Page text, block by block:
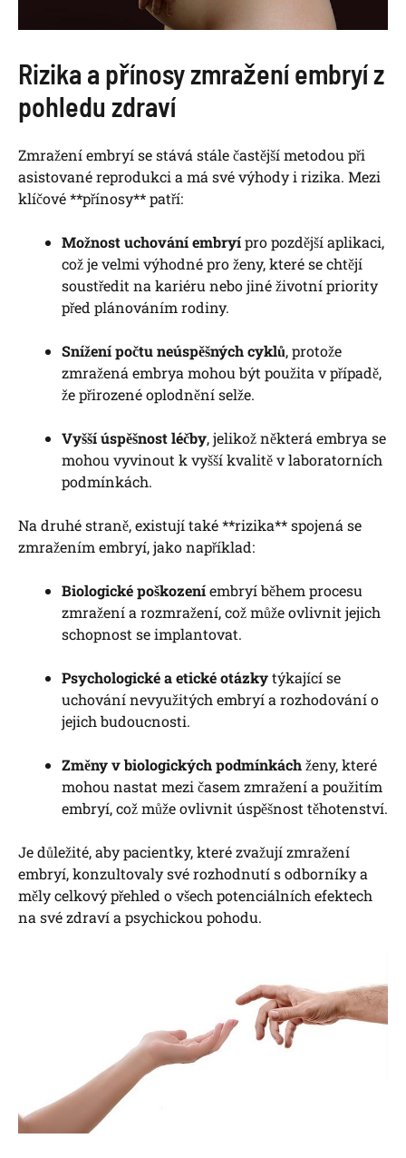
Rizika a přínosy zmražení embryí z
pohledu zdraví
Zmražení embryí se stává stále častější metodou při
asistované reprodukci a má své výhody i rizika. Mezi
klíčové **přínosy** patří:
Možnost uchování embryípro pozdější aplikaci,
což je velmi výhodné pro ženy, které se chtějí
soustředit na kariéru nebo jiné životní priority
před plánováním rodiny.
Snížení počtu neúspěšných cyklů, protože
zmražená embrya mohou být použita v případě,
že přirozené oplodnění selže.
Vyšší úspěšnost léčby, jelikož některá embrya se
mohou vyvinout k vyšší kvalitě v laboratorních
podmínkách.
Na druhé straně, existují také **rizika** spojená se
zmražením embryí, jako například:
Biologické poškozeníembryí během procesu
zmražení a rozmražení, což může ovlivnit jejich
schopnost se implantovat.
Psychologické a etické otázkytýkající se
uchování nevyužitých embryí a rozhodování o
jejich budoucnosti.
Změny v biologických podmínkáchženy, které
mohou nastat mezi časem zmražení a použitím
embryí, což může ovlivnit úspěšnost těhotenství.
Je důležité, aby pacientky, které zvažují zmražení
embryí, konzultovaly své rozhodnutí s odborníky a
měly celkový přehled o všech potenciálních efektech
na své zdraví a psychickou pohodu.